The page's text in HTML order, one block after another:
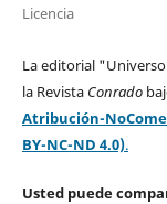
Licencia
La editorial
la Revista Conrado
Atribución-
BY-NC-ND 4.0).
Usted puede